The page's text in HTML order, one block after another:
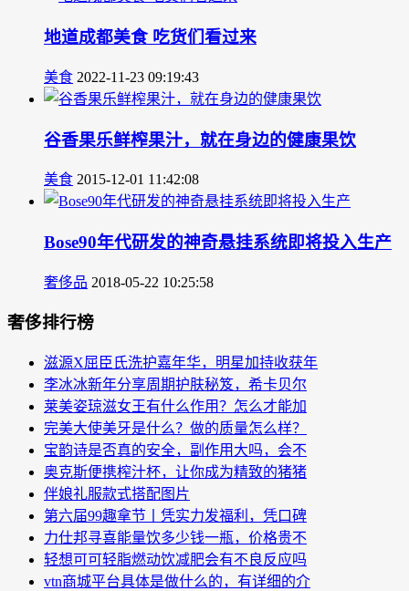
地道成都美食 吃货们看过来
美食 2022-11-23 09:19:43
谷香果乐鲜榨果汁，就在身边的健康果饮
美食 2015-12-01 11:42:08
Bose90年代研发的神奇悬挂系统即将投入生产
奢侈品 2018-05-22 10:25:58
奢侈排行榜
滋源X屈臣氏洗护嘉年华，明星加持收获年
李冰冰新年分享周期护肤秘笈，希卡贝尔
莱美姿琼滋女王有什么作用？怎么才能加
完美大使美牙是什么？做的质量怎么样？
宝韵诗是否真的安全，副作用大吗，会不
奥克斯便携榨汁杯，让你成为精致的猪猪
伴娘礼服款式搭配图片
第六届99趣拿节丨凭实力发福利，凭口碑
力仕邦寻喜能量饮多少钱一瓶，价格贵不
轻想可可轻脂燃动饮减肥会有不良反应吗
vtn商城平台具体是做什么的，有详细的介